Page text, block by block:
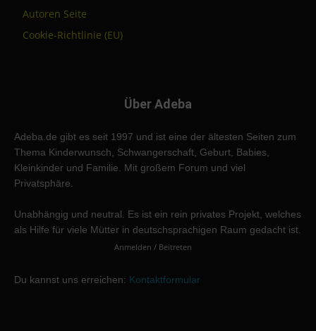
Autoren Seite
Cookie-Richtlinie (EU)
Über Adeba
Adeba.de gibt es seit 1997 und ist eine der ältesten Seiten zum
Thema Kinderwunsch, Schwangerschaft, Geburt, Babies,
Kleinkinder und Familie. Mit großem Forum und viel
Privatsphäre.
Unabhängig und neutral. Es ist ein rein privates Projekt, welches
als Hilfe für viele Mütter in deutschsprachigen Raum gedacht ist.
Anmelden / Beitreten
Du kannst uns erreichen: Kontaktformular